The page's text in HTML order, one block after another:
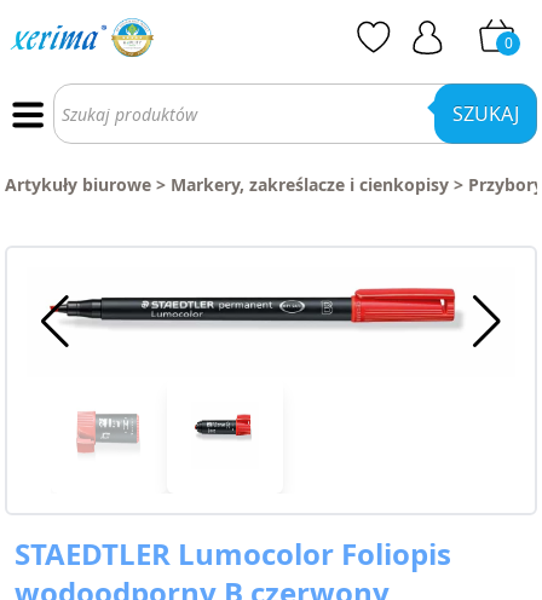
0
Wyszukiwarka
produktów SZUKAJ
Artykuły biurowe > Markery, zakreślacze i cienkopisy >
STAEDTLER Lumocolor Foliopis
wodoodporny B czerwony